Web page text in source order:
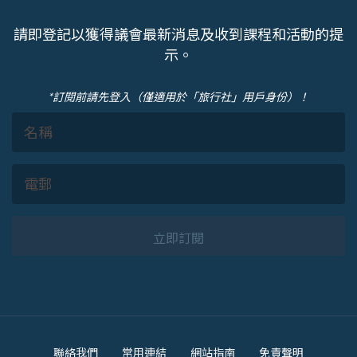
請即登記以獲得議會最新消息及收到課程和活動的提
示。
*訂閱前請先登入（僅適用於「旅行社」用戶身份）！
立即訂閱
聯絡我們 常用連結 網站指南 免責聲明